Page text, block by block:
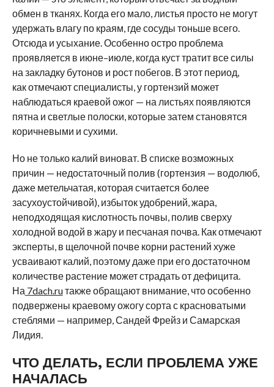
обмен в тканях. Когда его мало, листья просто не могут
удержать влагу по краям, где сосуды тоньше всего.
Отсюда и усыхание. Особенно остро проблема
проявляется в июне–июле, когда куст тратит все силы
на закладку бутонов и рост побегов. В этот период,
как отмечают специалисты, у гортензий может
наблюдаться краевой ожог — на листьях появляются
пятна и светлые полоски, которые затем становятся
коричневыми и сухими.
Но не только калий виноват. В списке возможных
причин — недостаточный полив (гортензия — водолюб,
даже метельчатая, которая считается более
засухоустойчивой), избыток удобрений, жара,
неподходящая кислотность почвы, полив сверху
холодной водой в жару и песчаная почва. Как отмечают
эксперты, в щелочной почве корни растений хуже
усваивают калий, поэтому даже при его достаточном
количестве растение может страдать от дефицита.
На 7dach.ruтакже обращают внимание, что особенно
подвержены краевому ожогу сорта с красноватыми
стеблями — например, Сандей Фрейз и Самарская
Лидия.
ЧТО ДЕЛАТЬ, ЕСЛИ ПРОБЛЕМА УЖЕ
НАЧАЛАСЬ